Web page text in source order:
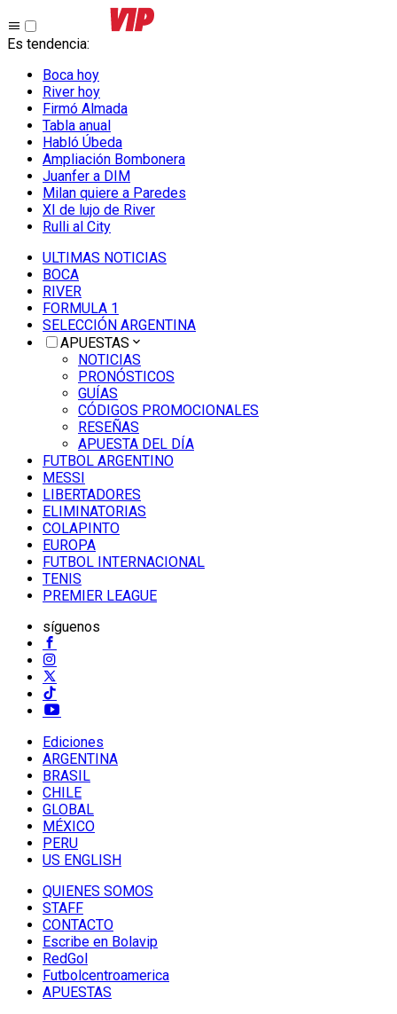
Es tendencia:
Boca hoy
River hoy
Firmó Almada
Tabla anual
Habló Úbeda
Ampliación Bombonera
Juanfer a DIM
Milan quiere a Paredes
XI de lujo de River
Rulli al City
ULTIMAS NOTICIAS
BOCA
RIVER
FORMULA 1
SELECCIÓN ARGENTINA
APUESTAS
NOTICIAS
PRONÓSTICOS
GUÍAS
CÓDIGOS PROMOCIONALES
RESEÑAS
APUESTA DEL DÍA
FUTBOL ARGENTINO
MESSI
LIBERTADORES
ELIMINATORIAS
COLAPINTO
EUROPA
FUTBOL INTERNACIONAL
TENIS
PREMIER LEAGUE
síguenos
Ediciones
ARGENTINA
BRASIL
CHILE
GLOBAL
MÉXICO
PERU
US ENGLISH
QUIENES SOMOS
STAFF
CONTACTO
Escribe en Bolavip
RedGol
Futbolcentroamerica
APUESTAS